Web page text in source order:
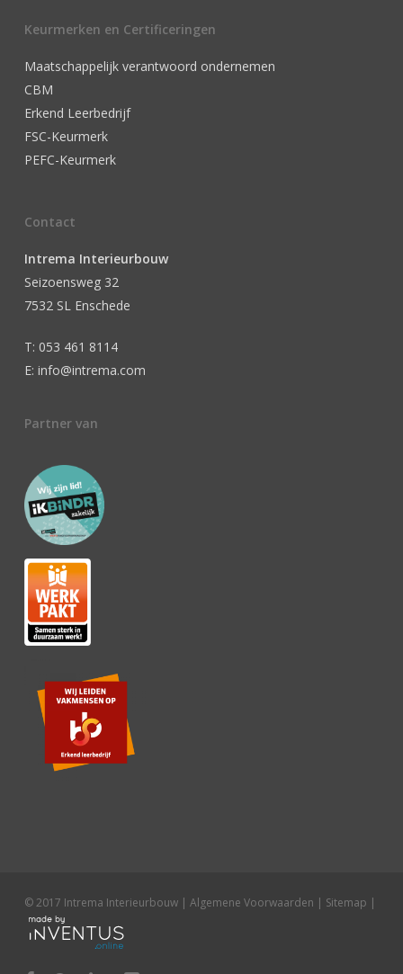
Keurmerken en Certificeringen
Maatschappelijk verantwoord ondernemen
CBM
Erkend Leerbedrijf
FSC-Keurmerk
PEFC-Keurmerk
Contact
Intrema Interieurbouw
Seizoensweg 32
7532 SL Enschede
T: 053 461 8114
E: info@intrema.com
Partner van
© 2017 Intrema Interieurbouw | Algemene Voorwaarden | Sitemap |